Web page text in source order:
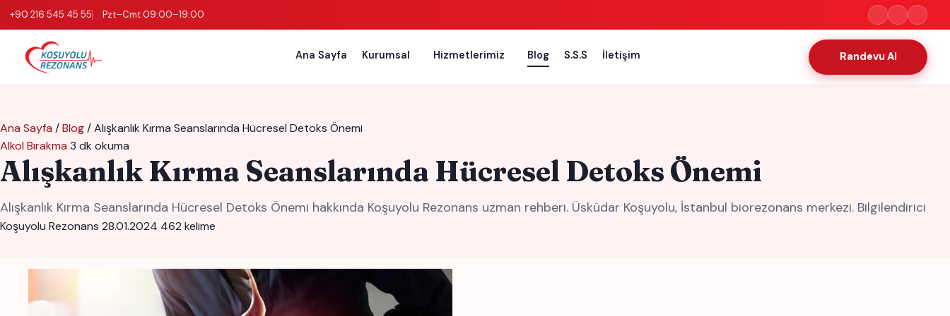
+90 216 545 45 55 Pzt–Cmt 09:00–19:00
Ana Sayfa Kurumsal Hizmetlerimiz Blog S.S.S İletişim Randevu Al
Ana Sayfa /Blog/Alışkanlık Kırma Seanslarında Hücresel Detoks Önemi
Alkol Bırakma 3 dk okuma
Alışkanlık Kırma Seanslarında Hücresel Detoks Önemi
Alışkanlık Kırma Seanslarında Hücresel Detoks Önemi hakkında Koşuyolu Rezonans uzman rehberi. Üsküdar Koşuyolu, İstanbul biorezonans merkezi. Bilgilendirici
Koşuyolu Rezonans 28.01.2024 462 kelime